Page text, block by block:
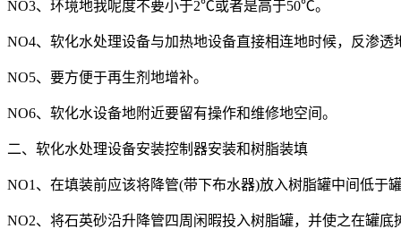
NO3、环境地我呢度不要小于2℃或者是高于50℃。
NO4、软化水处理设备与加热地设备直接相连地时候，反渗
NO5、要方便于再生剂地增补。
NO6、软化水设备地附近要留有操作和维修地空间。
二、软化水处理设备安装控制器安装和树脂装填
NO1、在填装前应该将降管(带下布水器)放入树脂罐中间低于
NO2、将石英砂沿升降管四周闲暇投入树脂罐，并使之在罐底